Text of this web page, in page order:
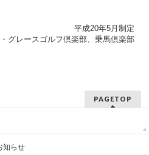
平成20年5月制定
グレースゴルフ倶楽部、乗馬倶楽部
PAGETOP
知らせ